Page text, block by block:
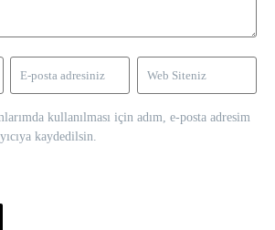
kullanılması için adım, e-posta adresim
kaydedilsin.